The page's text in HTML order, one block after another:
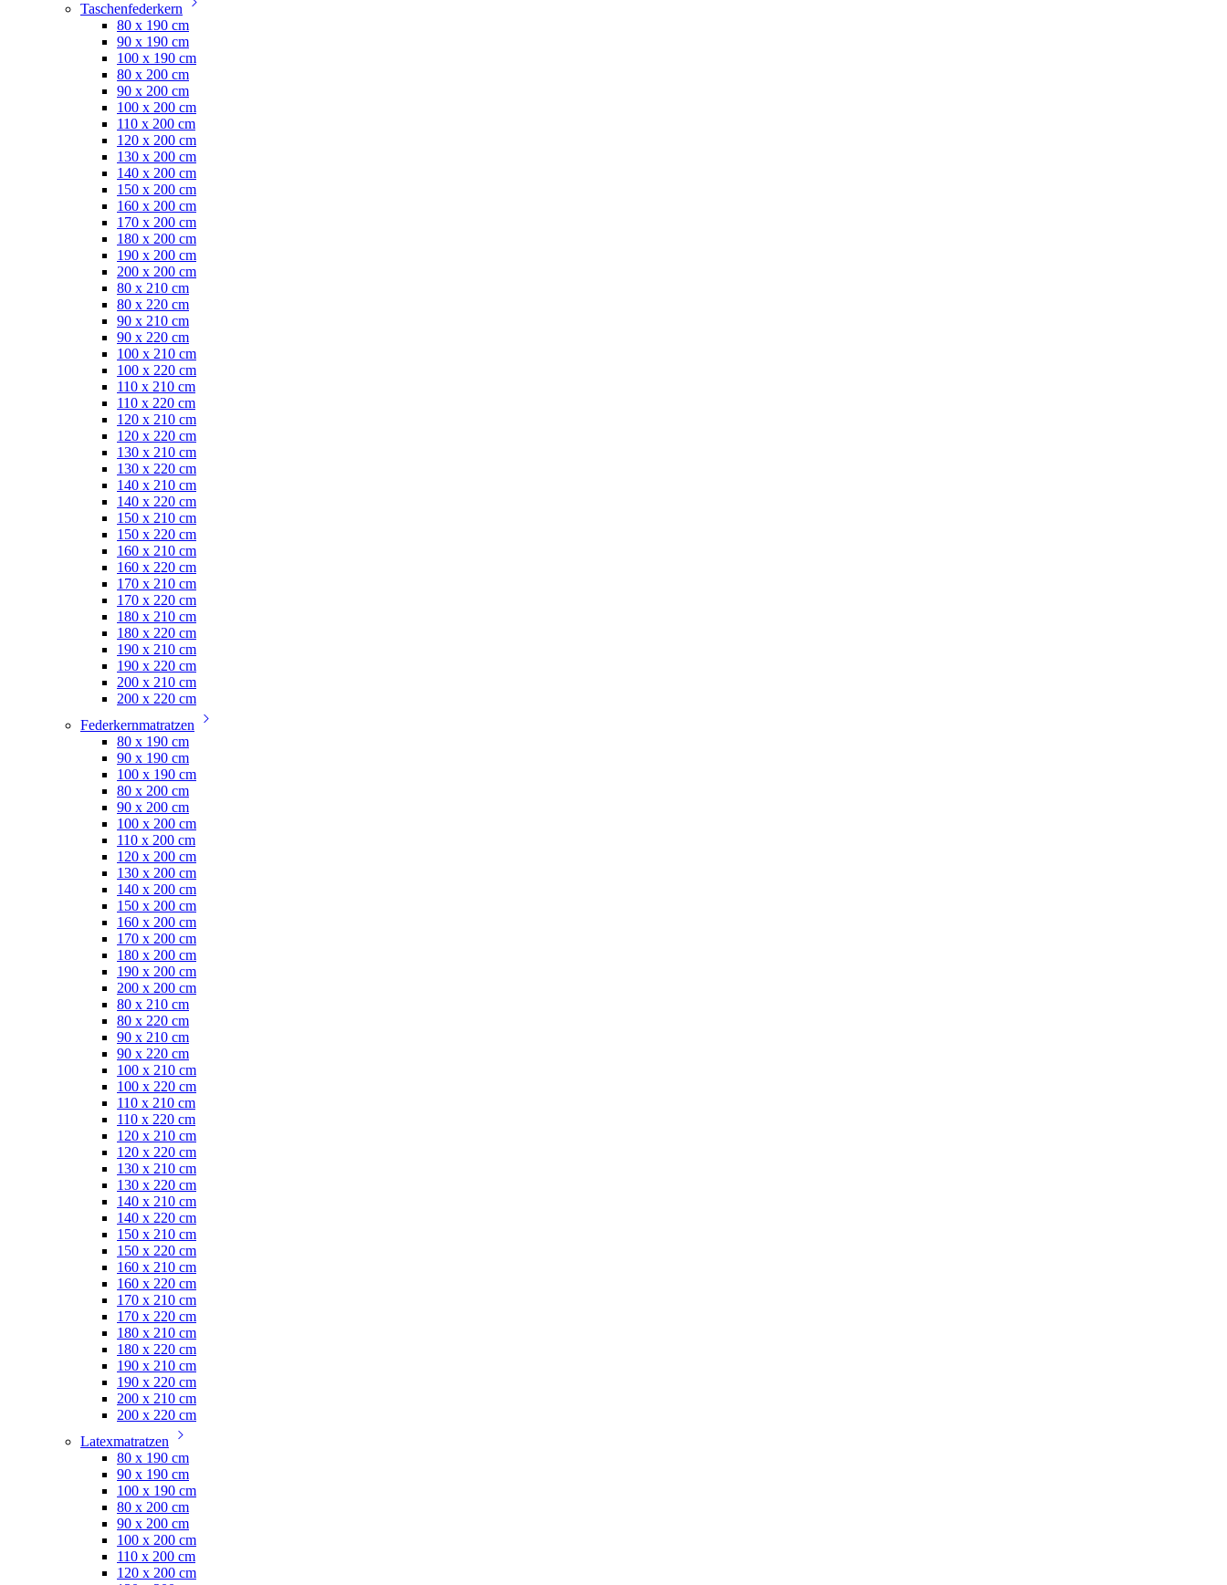
Taschenfederkern
80 x 190 cm
90 x 190 cm
100 x 190 cm
80 x 200 cm
90 x 200 cm
100 x 200 cm
110 x 200 cm
120 x 200 cm
130 x 200 cm
140 x 200 cm
150 x 200 cm
160 x 200 cm
170 x 200 cm
180 x 200 cm
190 x 200 cm
200 x 200 cm
80 x 210 cm
80 x 220 cm
90 x 210 cm
90 x 220 cm
100 x 210 cm
100 x 220 cm
110 x 210 cm
110 x 220 cm
120 x 210 cm
120 x 220 cm
130 x 210 cm
130 x 220 cm
140 x 210 cm
140 x 220 cm
150 x 210 cm
150 x 220 cm
160 x 210 cm
160 x 220 cm
170 x 210 cm
170 x 220 cm
180 x 210 cm
180 x 220 cm
190 x 210 cm
190 x 220 cm
200 x 210 cm
200 x 220 cm
Federkernmatratzen
80 x 190 cm
90 x 190 cm
100 x 190 cm
80 x 200 cm
90 x 200 cm
100 x 200 cm
110 x 200 cm
120 x 200 cm
130 x 200 cm
140 x 200 cm
150 x 200 cm
160 x 200 cm
170 x 200 cm
180 x 200 cm
190 x 200 cm
200 x 200 cm
80 x 210 cm
80 x 220 cm
90 x 210 cm
90 x 220 cm
100 x 210 cm
100 x 220 cm
110 x 210 cm
110 x 220 cm
120 x 210 cm
120 x 220 cm
130 x 210 cm
130 x 220 cm
140 x 210 cm
140 x 220 cm
150 x 210 cm
150 x 220 cm
160 x 210 cm
160 x 220 cm
170 x 210 cm
170 x 220 cm
180 x 210 cm
180 x 220 cm
190 x 210 cm
190 x 220 cm
200 x 210 cm
200 x 220 cm
Latexmatratzen
80 x 190 cm
90 x 190 cm
100 x 190 cm
80 x 200 cm
90 x 200 cm
100 x 200 cm
110 x 200 cm
120 x 200 cm